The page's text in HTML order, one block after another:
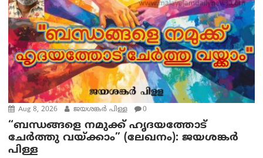
Aug 8, 2026 ജയശങ്കര്‍ പിള്ള 0
“ബന്ധങ്ങളെ നമുക്ക് ഹൃദയത്തോട്
ചേർത്തു വയ്ക്കാം” (ലേഖനം): ജയശങ്കര്‍
പിള്ള